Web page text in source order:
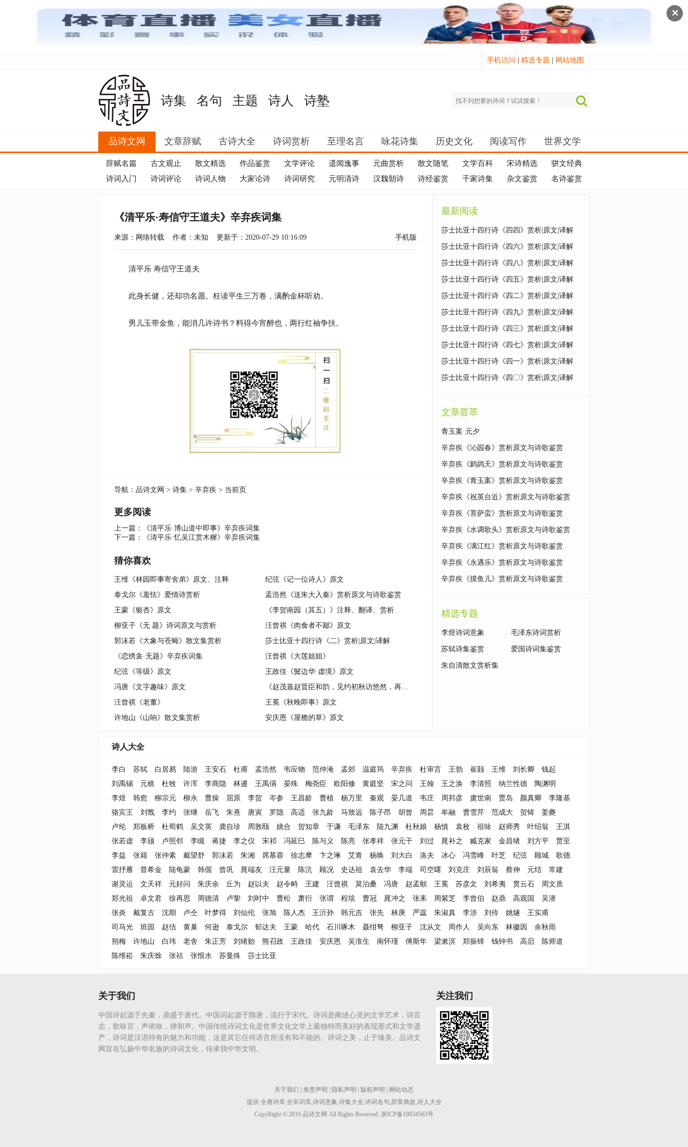
✕
手机访问 精选专题 网站地图
诗集 名句 主题 诗人 诗塾
品诗文网 文章辞赋 古诗大全 诗词赏析 至理名言 咏花诗集 历史文化 阅读写作 世界文学
辞赋名篇 古文观止 散文精选 作品鉴赏 文学评论 遗闻逸事 元曲赏析 散文随笔 文学百科 宋诗精选
骈文经典
诗词入门
诗词评论 诗词人物 大家论诗 诗词研究 元明清诗 汉魏朝诗 诗经鉴赏 千家诗集 杂文鉴赏 名诗鉴赏
《清平乐·寿信守王道夫》辛弃疾词集
来源：网络转载 作者：未知 更新于：2020-07-29 10:16:09 手机版
清平乐 寿信守王道夫
此身长健，还却功名愿。枉读平生三万卷，满酌金杯听劝。
男儿玉带金鱼，能消几许诗书？料得今宵醉也，两行红袖争扶。
导航： 品诗文网 > 诗集 > 辛弃疾 > 当前页
更多阅读
上一篇：
《清平乐·博山道中即事》辛弃疾词集
下一篇：
《清平乐·忆吴江赏木樨》辛弃疾词集
猜你喜欢
王维《林园即事寄舍弟》原文、注释
纪弦《记一位诗人》原文
泰戈尔《羞怯》爱情诗赏析
孟浩然《送朱大入秦》赏析原文与诗歌鉴赏
王蒙《银杏》原文
《李贺南园（其五）》注释、翻译、赏析
柳亚子《无 题》诗词原文与赏析
汪曾祺《肉食者不鄙》原文
郭沫若《大象与苍蝇》散文集赏析
莎士比亚十四行诗《二》赏析|原文|译解
《恋绣衾·无题》辛弃疾词集
汪曾祺《大莲姐姐》
纪弦《等级》原文
王政佳《鬓边华·虚境》原文
冯唐《文字趣味》原文
《赵茂嘉赵晋臣和韵，见约初秋访悠然，再用韵》辛弃疾词集
汪曾祺《老董》
王冕《秋晚即事》原文
许地山《山响》散文集赏析
安庆恩《屋檐的草》原文
最新阅读
莎士比亚十四行诗《四四》赏析|原文|译解
莎士比亚十四行诗《四六》赏析|原文|译解
莎士比亚十四行诗《四八》赏析|原文|译解
莎士比亚十四行诗《四五》赏析|原文|译解
莎士比亚十四行诗《四二》赏析|原文|译解
莎士比亚十四行诗《四九》赏析|原文|译解
莎士比亚十四行诗《四三》赏析|原文|译解
莎士比亚十四行诗《四七》赏析|原文|译解
莎士比亚十四行诗《四一》赏析|原文|译解
莎士比亚十四行诗《四〇》赏析|原文|译解
文章荟萃
青玉案·元夕
辛弃疾《沁园春》赏析原文与诗歌鉴赏
辛弃疾《鹧鸪天》赏析原文与诗歌鉴赏
辛弃疾《青玉案》赏析原文与诗歌鉴赏
辛弃疾《祝英台近》赏析原文与诗歌鉴赏
辛弃疾《菩萨蛮》赏析原文与诗歌鉴赏
辛弃疾《水调歌头》赏析原文与诗歌鉴赏
辛弃疾《满江红》赏析原文与诗歌鉴赏
辛弃疾《永遇乐》赏析原文与诗歌鉴赏
辛弃疾《摸鱼儿》赏析原文与诗歌鉴赏
精选专题
李煜诗词意象 毛泽东诗词赏析
苏轼诗集鉴赏 爱国诗词集鉴赏
朱自清散文赏析集
诗人大全
李白 苏轼 白居易 陆游 王安石 杜甫 孟浩然 韦应物 范仲淹 孟郊 温庭筠 辛弃疾 杜审言 王勃 崔颢 王维 刘长卿
钱起
刘禹锡
元稹 杜牧 许浑 李商隐 林逋 王禹偁 晏殊 梅尧臣 欧阳修 黄庭坚 宋之问 王翰 王之涣 李清照 纳兰性德
陶渊明
李煜
韩愈 柳宗元 柳永 曹操 屈原 李贺 岑参 王昌龄 曹植 杨万里 秦观 晏几道 韦庄 周邦彦 虞世南 贾岛 颜真卿
李隆基
骆宾王
刘戬 李约 张继 岳飞 朱熹 唐寅 罗隐 高适 张九龄 马致远 陈子昂 胡曾 周昙 牟融 曹雪芹 范成大 贺铸
姜夔
卢纶
郑板桥 杜荀鹤 吴文英 龚自珍 周敦颐 姚合 贺知章 于谦 毛泽东 陆九渊 杜秋娘 杨慎 袁枚 祖咏 赵师秀 叶绍翁
王淇
张若虚
李颀 卢照邻 李瞡 蒋捷 李之仪 宋祁 冯延巳 陈与义 陈亮 张孝祥 张元干 刘过 晁补之 臧克家 金昌绪 刘方平
贾至
李益
张籍 张仲素 戴望舒 郭沫若 朱湘 席慕蓉 徐志摩 卞之琳 艾青 杨唤 刘大白 洛夫 冰心 冯雪峰 叶芝 纪弦 顾城
歌德
雷抒雁
普希金 陆龟蒙 韩偓 曾巩 晁端友 汪元量 陈沆 顾况 史达祖 袁去华 李端 司空曙 刘克庄 刘辰翁 蔡伸 元结
常建
谢灵运
文天祥 元好问 朱庆余 丘为 赵以夫 赵令畤 王建 汪曾祺 莫泊桑 冯唐 赵孟頫 王冕 苏彦文 刘希夷 贯云石
周文质
郑光祖
卓文君 徐再思 周德清 卢挚 刘时中 曹松 萧衍 张谓 程垓 曹冠 晁冲之 张耒 周紫芝 李曾伯 赵鼎 高观国
吴潜
张炎
戴复古 沈期 卢仝 叶梦得 刘仙伦 张旭 陈人杰 王沂孙 韩元吉 张先 林庚 严蕊 朱淑真 李涉 刘伶 姚燧
王实甫
司马光
班固 赵佶 黄巢 何逊 泰戈尔 郁达夫 王蒙 哈代 石川啄木 聂绀弩 柳亚子 沈从文 周作人 吴向东 林徽因
余秋雨
朔梅
许地山 白玮 老舍 朱正芳 刘绪贻 熊召政 王政佳 安庆恩 吴淮生 南怀瑾 傅斯年 梁漱溟 郑振铎 钱钟书 高启
陈师道
陈维崧
朱庆馀 张祜 张恨水 苏曼殊 莎士比亚
关于我们
中国诗起源于先秦，鼎盛于唐代。中国词起源于隋唐，流行于宋代。诗词是阐述心灵的文学艺术，诗言
志，歌咏言，声依咏，律和声。中国传统诗词文化是世界文化文学上最独特而美好的表现形式和文学遗
产，诗词是汉语特有的魅力和功能，这是其它任何语言所没有和不能的。诗词之美，止于臻美。品诗文
网旨在弘扬中华名族的诗词文化，传承我中华文明。
关注我们
关于我们 免责声明 隐私声明 版权声明
网站动态
提供 全唐诗库,全宋词库,诗词意象,诗集大全,诗词名句,辞章典故,诗人大全
CopyRight © 2016 品诗文网 All Rights Reserved. 浙ICP备18034563号